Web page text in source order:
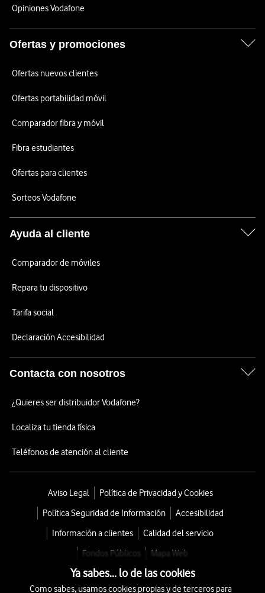
Opiniones Vodafone
Ofertas y promociones
Ofertas nuevos clientes
Ofertas portabilidad móvil
Comparador fibra y móvil
Fibra estudiantes
Ofertas para clientes
Sorteos Vodafone
Ayuda al cliente
Comparador de móviles
Repara tu dispositivo
Tarifa social
Declaración Accesibilidad
Contacta con nosotros
¿Quieres ser distribuidor Vodafone?
Localiza tu tienda física
Teléfonos de atención al cliente
Aviso Legal
Política de Privacidad y Cookies
Política Seguridad de Información
Accesibilidad
Información a clientes
Calidad del servicio
Fondos Públicos
Mapa Web
Ya sabes... lo de las cookies
Como sabes, usamos cookies propias y de terceros para